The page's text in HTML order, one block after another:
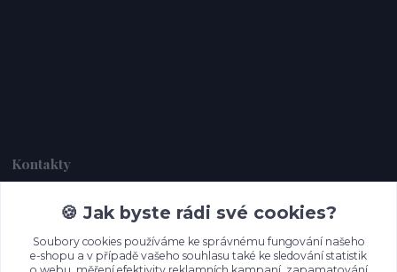
Kontakty
Dagmar Handlová
+420 734 380 930
(Po-Ne, 8-20 hod.)
🍪 Jak byste rádi své cookies?
Soubory cookies používáme ke správnému fungování našeho
e-shopu a v případě vašeho souhlasu také ke sledování statistik